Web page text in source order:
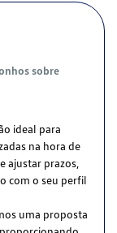
sobre
ideal para
na hora de
ajustar prazos,
com o seu perfil
uma proposta